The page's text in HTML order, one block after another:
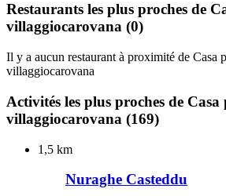
Restaurants les plus proches de
villaggiocarovana (0)
Il y a aucun restaurant à proximité de Casa
villaggiocarovana
Activités les plus proches de Casa
villaggiocarovana (169)
1,5 km
Nuraghe Casteddu